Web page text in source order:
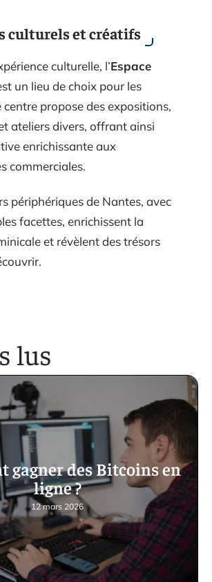
culturels et créatifs
culturelle, l’Espace
un lieu de choix pour les
centre propose des expositions,
ateliers divers, offrant ainsi
enrichissante aux
commerciales.
périphériques de Nantes, avec
facettes, enrichissent la
et révèlent des trésors
lus
gagner des Bitcoins en
ligne ?
12 mars 2026